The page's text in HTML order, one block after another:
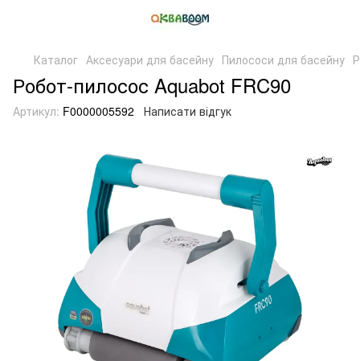
Каталог Аксесуари для басейну Пилососи для басейну
Робот-пилосос Aquabot FRC90
Артикул: F0000005592 Написати відгук